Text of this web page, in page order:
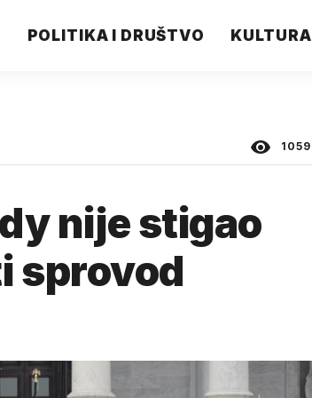
POLITIKA I DRUŠTVO KULTURA
1059
nije stigao
sprovod